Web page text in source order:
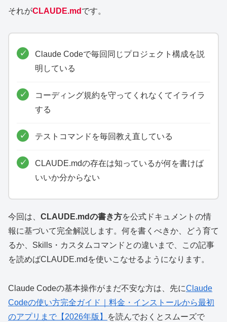
それがCLAUDE.md です。
Claude Codeで毎回同じプロジェクト構成を説
明している
コーディング規約を守ってくれなくてイライラ
する
テストコマンドを毎回教え直している
CLAUDE.mdの存在は知っているが何を書けば
いいか分からない
今回は、 CLAUDE.mdの書き方を公式ドキュメントの情
報に基づいて完全解説します。何を書くべきか、どう育て
るか、Skills・カスタムコマンドとの違いまで、この記事
を読めばCLAUDE.mdを使いこなせるようになります。
Claude Codeの基本操作がまだ不安な方は、先にClaude
Codeの使い方完全ガイド｜料金・インストールから最初
のアプリまで【2026年版】
を読んでおくとスムーズで